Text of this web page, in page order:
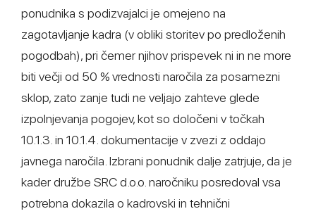
ponudnika s podizvajalci je omejeno na
zagotavljanje kadra (v obliki storitev po predloženih
pogodbah), pri čemer njihov prispevek ni in ne more
biti večji od 50 % vrednosti naročila za posamezni
sklop, zato zanje tudi ne veljajo zahteve glede
izpolnjevanja pogojev, kot so določeni v točkah
10.1.3. in 10.1.4. dokumentacije v zvezi z oddajo
javnega naročila. Izbrani ponudnik dalje zatrjuje, da je
kader družbe SRC d.o.o. naročniku posredoval vsa
potrebna dokazila o kadrovski in tehnični